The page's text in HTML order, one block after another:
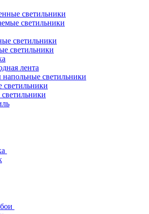
светильники
светильники
светильники
светильники
лента
светильники
светильники